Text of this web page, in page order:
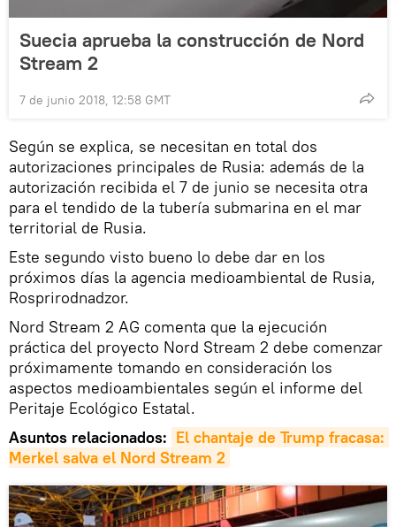
Suecia aprueba la construcción de Nord
Stream 2
7 de junio 2018, 12:58 GMT
Según se explica, se necesitan en total dos
autorizaciones principales de Rusia: además de la
autorización recibida el 7 de junio se necesita otra
para el tendido de la tubería submarina en el mar
territorial de Rusia.
Este segundo visto bueno lo debe dar en los
próximos días la agencia medioambiental de Rusia,
Rosprirodnadzor.
Nord Stream 2 AG comenta que la ejecución
práctica del proyecto Nord Stream 2 debe comenzar
próximamente tomando en consideración los
aspectos medioambientales según el informe del
Peritaje Ecológico Estatal.
Asuntos relacionados: El chantaje de Trump fracasa:
Merkel salva el Nord Stream 2